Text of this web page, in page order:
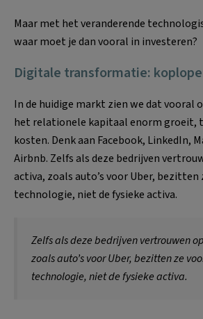
Maar met het veranderende
waar moet je dan vooral in investeren?
Digitale transformatie:
In de huidige markt zien we dat vooral
het relationele kapitaal enorm groeit,
kosten. Denk aan Facebook, LinkedIn,
Airbnb. Zelfs als deze bedrijven
activa, zoals auto’s voor Uber, bezitten
technologie, niet de fysieke activa.
Zelfs als deze bedrijven vertrouwen
zoals auto’s voor Uber, bezitten ze
technologie, niet de fysieke activa.